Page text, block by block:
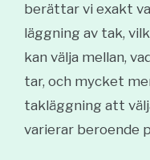
berättar vi exakt
läggning av tak,
kan välja mellan,
tar, och mycket
takläggning att
varierar beroende